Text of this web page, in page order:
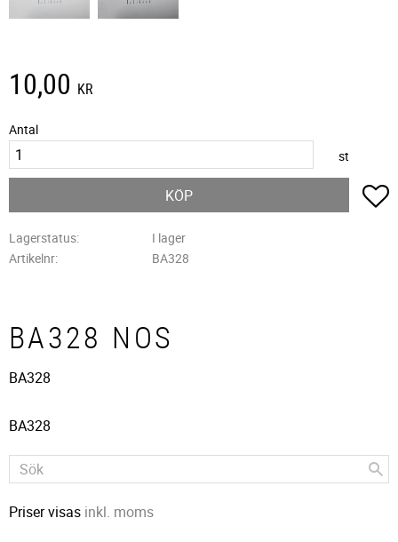
10,00 KR
Antal
st
KÖP
Lagerstatus
I lager
Artikelnr
BA328
BA328 NOS
BA328
BA328
Priser visas inkl. moms